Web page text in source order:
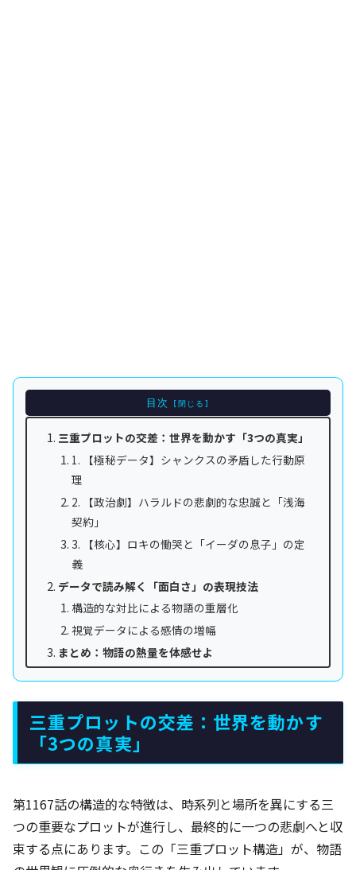
目次
三重プロットの交差：世界を動かす「3つの真実」
1. 【極秘データ】シャンクスの矛盾した行動原
理
2. 【政治劇】ハラルドの悲劇的な忠誠と「浅海
契約」
3. 【核心】ロキの慟哭と「イーダの息子」の定
義
データで読み解く「面白さ」の表現技法
構造的な対比による物語の重層化
視覚データによる感情の増幅
まとめ：物語の熱量を体感せよ
三重プロットの交差：世界を動かす
「3つの真実」
第1167話の構造的な特徴は、時系列と場所を異にする三
つの重要なプロットが進行し、最終的に一つの悲劇へと収
束する点にあります。この「三重プロット構造」が、物語